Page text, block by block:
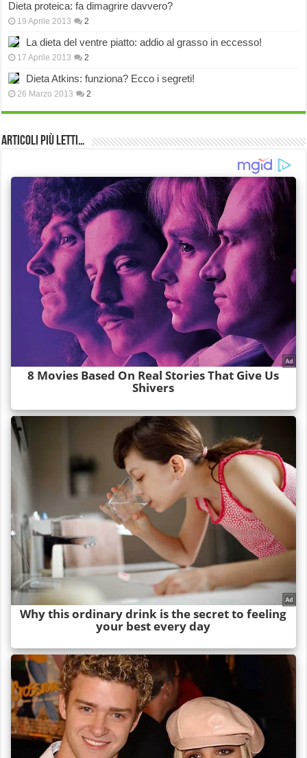
Dieta proteica: fa dimagrire davvero?
19 Aprile 2013 2
La dieta del ventre piatto: addio al grasso in eccesso!
17 Aprile 2013 2
Dieta Atkins: funziona? Ecco i segreti!
26 Marzo 2013 2
Articoli più Letti…